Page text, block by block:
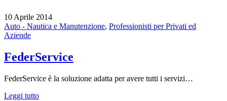
10 Aprile 2014
Auto - Nautica e Manutenzione, Professionisti per Privati ed
Aziende
FederService
FederService è la soluzione adatta per avere tutti i servizi…
Leggi tutto